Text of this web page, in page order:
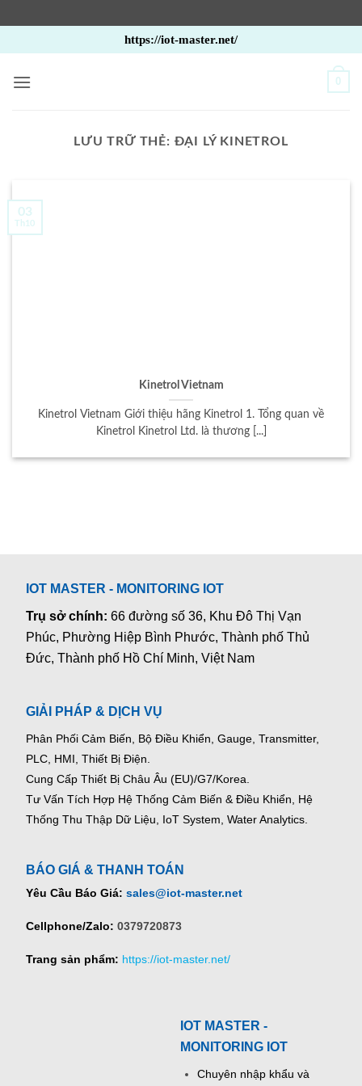
qua
nội
https://iot-master.net/
0
LƯU TRỮ THẺ: ĐẠI LÝ KINETROL
Kinetrol Vietnam
Kinetrol Vietnam Giới thiệu hãng Kinetrol 1. Tổng quan về
Kinetrol Kinetrol Ltd. là thương [...]
03
Th10
IOT MASTER - MONITORING IOT
Trụ sở chính:66 đường số 36, Khu Đô Thị Vạn
Phúc, Phường Hiệp Bình Phước, Thành phố Thủ
Đức, Thành phố Hồ Chí Minh, Việt Nam
GIẢI PHÁP & DỊCH VỤ
Phân Phối Cảm Biến, Bộ Điều Khiển, Gauge, Transmitter,
PLC, HMI, Thiết Bị Điện.
Cung Cấp Thiết Bị Châu Âu (EU)/G7/Korea.
Tư Vấn Tích Hợp Hệ Thống Cảm Biến & Điều Khiển, Hệ
Thống Thu Thập Dữ Liệu, IoT System, Water Analytics.
BÁO GIÁ & THANH TOÁN
Yêu Cầu Báo Giá: sales@iot-master.net
Cellphone/Zalo: 0379720873
Trang sản phẩm: https://iot-master.net/
IOT MASTER -
MONITORING IOT
Chuyên nhập khẩu và